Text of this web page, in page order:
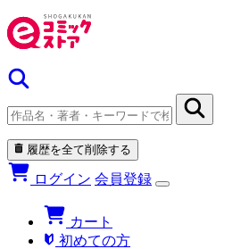
履歴を全て削除する
ログイン 会員登録
カート
初めての方